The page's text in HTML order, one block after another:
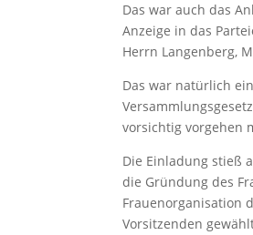
Das war auch das
Anzeige in das
Herrn Langenberg,
Das war natürlich
vorsichtig vorgehen
Die Einladung stieß
die Gründung des
Frauenorganisation
Vorsitzenden